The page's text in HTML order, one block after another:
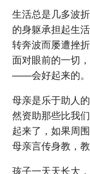
生活总是几多波
的身躯承担起生
转奔波而屡遭挫
面对眼前的一切
——会好起来的。
母亲是乐于助人
然资助那些比我
起来了，如果周
母亲言传身教，
孩子一天天长大